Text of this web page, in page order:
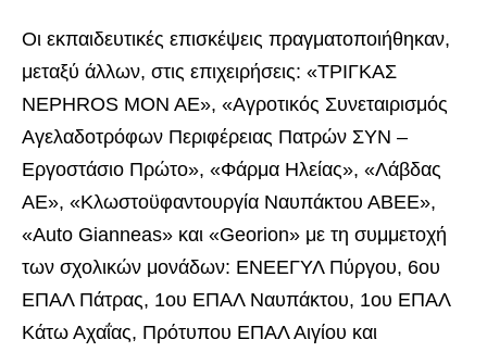
Οι εκπαιδευτικές επισκέψεις πραγματοποιήθηκαν,
μεταξύ άλλων, στις επιχειρήσεις: «ΤΡΙΓΚΑΣ
NEPHROS MON AE», «Αγροτικός Συνεταιρισμός
Αγελαδοτρόφων Περιφέρειας Πατρών ΣΥΝ –
Εργοστάσιο Πρώτο», «Φάρμα Ηλείας», «Λάβδας
ΑΕ», «Κλωστοϋφαντουργία Ναυπάκτου ΑΒΕΕ»,
«Auto Gianneas» και «Georion» με τη συμμετοχή
των σχολικών μονάδων: ΕΝΕΕΓΥΛ Πύργου, 6ου
ΕΠΑΛ Πάτρας, 1ου ΕΠΑΛ Ναυπάκτου, 1ου ΕΠΑΛ
Κάτω Αχαΐας, Πρότυπου ΕΠΑΛ Αιγίου και